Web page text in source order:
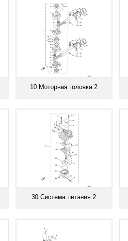
10 Моторная головка 2
30 Система питания 2